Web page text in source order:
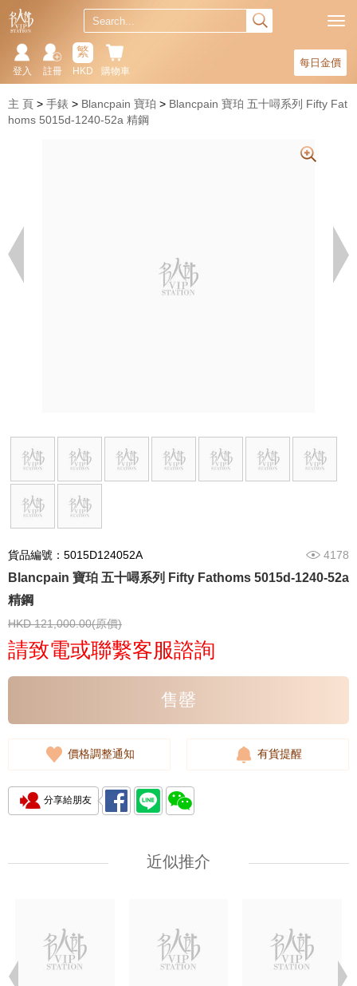
每日金價
購物車
繁
HKD
註冊
登入
主 頁 手錶 Blancpain 寶珀
Blancpain 寶珀 五十噚系列 Fifty Fat
homs 5015d-1240-52a 精鋼
貨品編號：5015D124052A 4178
Blancpain 寶珀 五十噚系列 Fifty Fathoms 5015d-1240-52a
精鋼
HKD 121,000.00(原價)
請致電或聯繫客服諮詢
售罄
價格調整通知 有貨提醒
分享給朋友
近似推介